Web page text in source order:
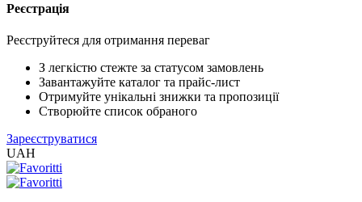
Реєстрація
Реєструйтеся для отримання переваг
З легкістю стежте за статусом замовлень
Завантажуйте каталог та прайс-лист
Отримуйте унікальні знижки та пропозиції
Створюйте список обраного
Зареєструватися
UAH
XLS
EXCEL
(Розн.)
XLS
EXCEL
2005
(Опт)